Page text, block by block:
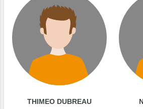
THIMEO DUBREAU